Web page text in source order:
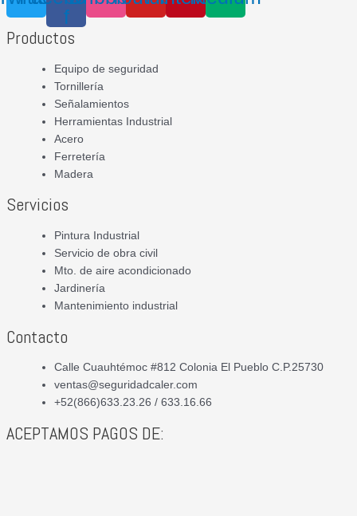
f
Productos
Equipo de seguridad
Tornillería
Señalamientos
Herramientas Industrial
Acero
Ferretería
Madera
Servicios
Pintura Industrial
Servicio de obra civil
Mto. de aire acondicionado
Jardinería
Mantenimiento industrial
Contacto
Calle Cuauhtémoc #812 Colonia El Pueblo C.P.25730
ventas@seguridadcaler.com
+52(866)633.23.26 / 633.16.66
ACEPTAMOS PAGOS DE: